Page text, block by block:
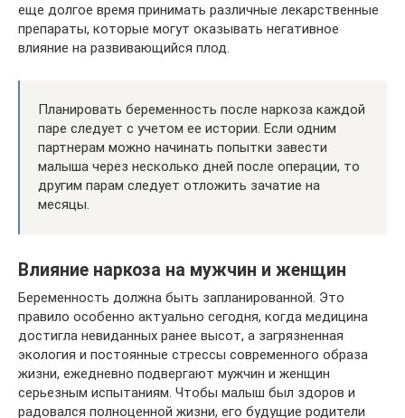
еще долгое время принимать различные лекарственные
препараты, которые могут оказывать негативное
влияние на развивающийся плод.
Планировать беременность после наркоза каждой
паре следует с учетом ее истории. Если одним
партнерам можно начинать попытки завести
малыша через несколько дней после операции, то
другим парам следует отложить зачатие на
месяцы.
Влияние наркоза на мужчин и женщин
Беременность должна быть запланированной. Это
правило особенно актуально сегодня, когда медицина
достигла невиданных ранее высот, а загрязненная
экология и постоянные стрессы современного образа
жизни, ежедневно подвергают мужчин и женщин
серьезным испытаниям. Чтобы малыш был здоров и
радовался полноценной жизни, его будущие родители